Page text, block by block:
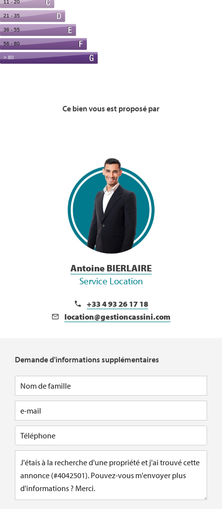
Demande d'informations supplémentaires
Ce bien vous est proposé par
Voir la Bio
Antoine BIERLAIRE
Service Location
+33 4 93 26 17 18
location@gestioncassini.com